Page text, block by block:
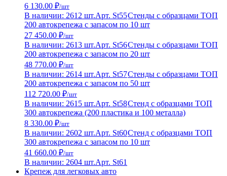
6 130.00 ₽/шт
В наличии: 2612 шт.Арт. St55Стенды с образцами ТОП
200 автокрепежа с запасом по 10 шт
27 450.00 ₽/шт
В наличии: 2613 шт.Арт. St56Стенды с образцами ТОП
200 автокрепежа с запасом по 20 шт
48 770.00 ₽/шт
В наличии: 2614 шт.Арт. St57Стенды с образцами ТОП
200 автокрепежа с запасом по 50 шт
112 720.00 ₽/шт
В наличии: 2615 шт.Арт. St58Стенд с образцами ТОП
300 автокрепежа (200 пластика и 100 металла)
8 330.00 ₽/шт
В наличии: 2602 шт.Арт. St60Стенд с образцами ТОП
300 автокрепежа с запасом по 10 шт
41 660.00 ₽/шт
В наличии: 2604 шт.Арт. St61
Крепеж для легковых авто